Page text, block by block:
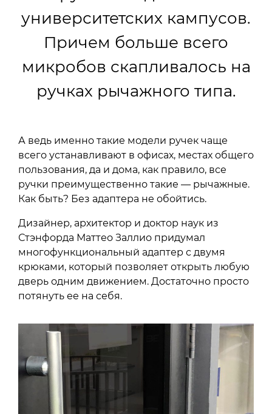
университетских кампусов.
Причем больше всего
микробов скапливалось на
ручках рычажного типа.
А ведь именно такие модели ручек чаще
всего устанавливают в офисах, местах общего
пользования, да и дома, как правило, все
ручки преимущественно такие — рычажные.
Как быть? Без адаптера не обойтись.
Дизайнер, архитектор и доктор наук из
Стэнфорда Маттео Заллио придумал
многофункциональный адаптер с двумя
крюками, который позволяет открыть любую
дверь одним движением. Достаточно просто
потянуть ее на себя.